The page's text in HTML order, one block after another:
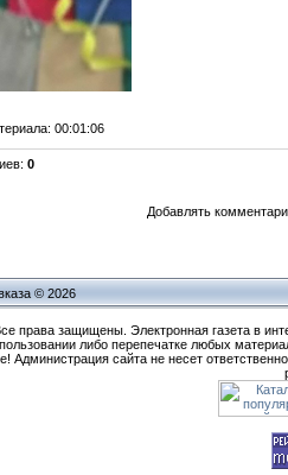
: 00:01:06
: 0
Добавлять
© 2026
защищены. Электронная газета в
либо перепечатке любых
сайта не несет